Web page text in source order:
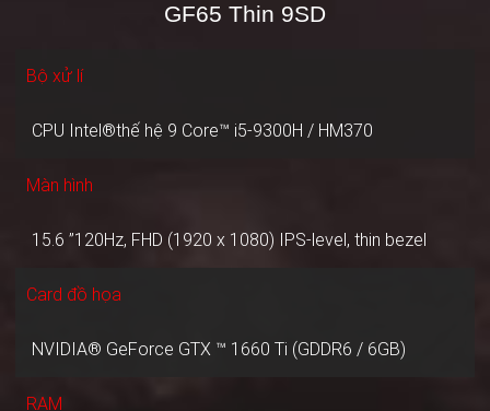
GF65 Thin 9SD
Bộ xử lí
CPU Intel®thế hệ 9 Core™ i5-9300H / HM370
Màn hình
15.6 ”120Hz, FHD (1920 x 1080) IPS-level, thin bezel
Card đồ họa
NVIDIA® GeForce GTX ™ 1660 Ti (GDDR6 / 6GB)
RAM